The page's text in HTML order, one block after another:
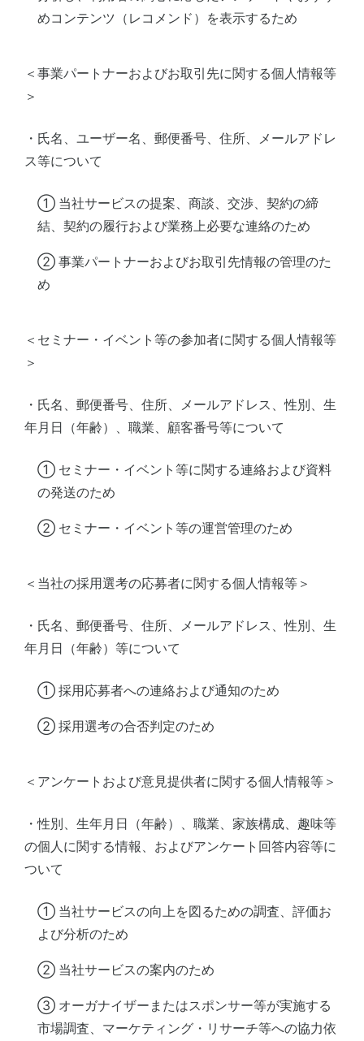
めコンテンツ（レコメンド）を表示するため
＜事業パートナーおよびお取引先に関する個人情報等
＞
・氏名、ユーザー名、郵便番号、住所、メールアドレ
ス等について
① 当社サービスの提案、商談、交渉、契約の締
結、契約の履行および業務上必要な連絡のため
② 事業パートナーおよびお取引先情報の管理のた
め
＜セミナー・イベント等の参加者に関する個人情報等
＞
・氏名、郵便番号、住所、メールアドレス、性別、生
年月日（年齢）、職業、顧客番号等について
① セミナー・イベント等に関する連絡および資料
の発送のため
② セミナー・イベント等の運営管理のため
＜当社の採用選考の応募者に関する個人情報等＞
・氏名、郵便番号、住所、メールアドレス、性別、生
年月日（年齢）等について
① 採用応募者への連絡および通知のため
② 採用選考の合否判定のため
＜アンケートおよび意見提供者に関する個人情報等＞
・性別、生年月日（年齢）、職業、家族構成、趣味等
の個人に関する情報、およびアンケート回答内容等に
ついて
① 当社サービスの向上を図るための調査、評価お
よび分析のため
② 当社サービスの案内のため
③ オーガナイザーまたはスポンサー等が実施する
市場調査、マーケティング・リサーチ等への協力依